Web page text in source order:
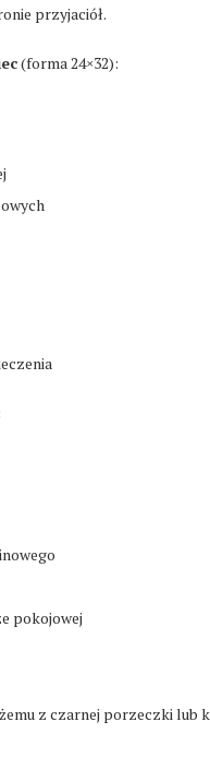
przyjaciół.
(forma 24×32):
pokojowej
z czarnej porzeczki lub